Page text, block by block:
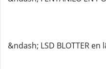
&ndash; LSD BLOTTER en